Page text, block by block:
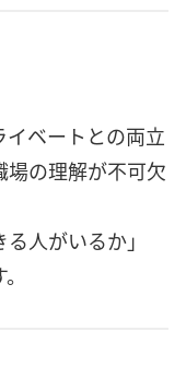
ベートとの両立
の理解が不可欠
人がいるか」